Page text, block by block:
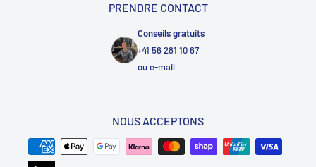
PRENDRE CONTACT
Conseils gratuits
+41 56 281 10 67
oue-mail
NOUS ACCEPTONS